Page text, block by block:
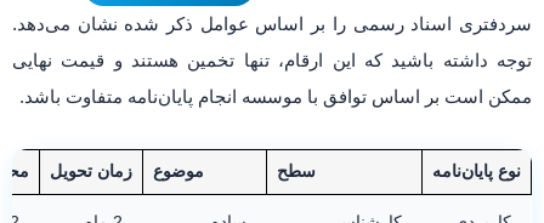
سردفتری اسناد رسمی را بر اساس عوامل ذکر شده نشان می‌دهد.
توجه داشته باشید که این ارقام، تنها تخمین هستند و قیمت نهایی
ممکن است بر اساس توافق با موسسه انجام پایان‌نامه متفاوت باشد.
نوع پایان‌نامه سطح موضوع زمان تحویل